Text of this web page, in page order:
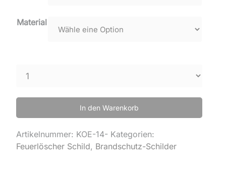
Material
In den Warenkorb
Artikelnummer: KOE-14- Kategorien:
Feuerlöscher Schild, Brandschutz-Schilder